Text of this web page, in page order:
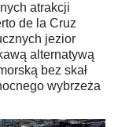
atrakcji
de la Cruz
jezior
alternatywą
bez skał
wybrzeża